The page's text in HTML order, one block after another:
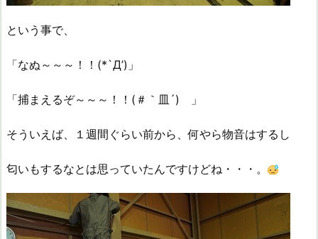
という事で、
「なぬ～～～！！(*`Д’)」
「捕まえるぞ～～～！！(＃｀皿´) 」
そういえば、１週間ぐらい前から、何やら物音はするし
匂いもするなとは思っていたんですけどね・・・。